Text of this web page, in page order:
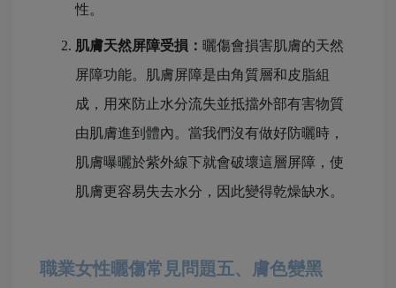
性。
肌膚天然屏障受損： 曬傷會損害肌膚的天然
屏障功能。肌膚屏障是由角質層和皮脂組
成，用來防止水分流失並抵擋外部有害物質
由肌膚進到體內。當我們沒有做好防曬時，
肌膚曝曬於紫外線下就會破壞這層屏障，使
肌膚更容易失去水分，因此變得乾燥缺水。
職業女性曬傷常見問題五、膚色變黑